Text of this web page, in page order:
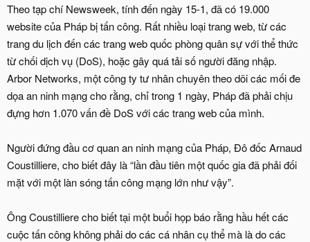
Theo tạp chí Newsweek, tính đến ngày 15-1, đã có 19.000
website của Pháp bị tấn công. Rất nhiều loại trang web, từ các
trang du lịch đến các trang web quốc phòng quân sự với thể thức
từ chối dịch vụ (DoS), hoặc gây quá tải số người đăng nhập.
Arbor Networks, một công ty tư nhân chuyên theo dõi các mối đe
dọa an ninh mạng cho rằng, chỉ trong 1 ngày, Pháp đã phải chịu
đựng hơn 1.070 vấn đề DoS với các trang web của mình.
Người đứng đầu cơ quan an ninh mạng của Pháp, Đô đốc Arnaud
Coustilliere, cho biết đây là “lần đầu tiên một quốc gia đã phải đối
mặt với một làn sóng tấn công mạng lớn như vậy”.
Ông Coustilliere cho biết tại một buổi họp báo rằng hầu hết các
cuộc tấn công không phải do các cá nhân cụ thể mà là do các